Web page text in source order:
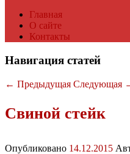
Главная
О сайте
Контакты
Навигация статей
← Предыдущая Следующая
Свиной стейк
Опубликовано 14.12.2015